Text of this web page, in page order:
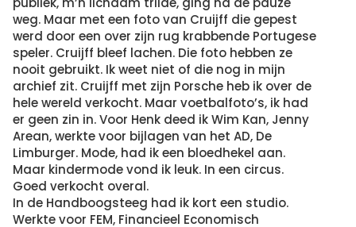
weg. Maar met een foto van Cruijff die gepest
werd door een over zijn rug krabbende Portugese
speler. Cruijff bleef lachen. Die foto hebben ze
nooit gebruikt. Ik weet niet of die nog in mijn
archief zit. Cruijff met zijn Porsche heb ik over de
hele wereld verkocht. Maar voetbalfoto’s, ik had
er geen zin in. Voor Henk deed ik Wim Kan, Jenny
Arean, werkte voor bijlagen van het AD, De
Limburger. Mode, had ik een bloedhekel aan.
Maar kindermode vond ik leuk. In een circus.
Goed verkocht overal.
In de Handboogsteeg had ik kort een studio.
Werkte voor FEM, Financieel Economisch